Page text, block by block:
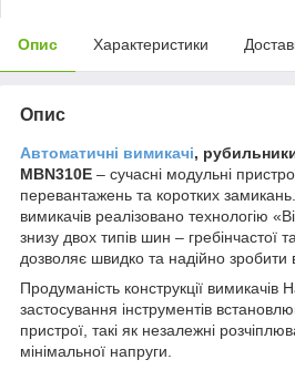
Опис Характеристики
Опис
Автоматичні вимикачі,
MBN310E – сучасні модульні
перевантажень та коротких
вимикачів реалізовано технологію
знизу двох типів шин – гребінчастої
дозволяє швидко та надійно зробити
Продуманість конструкції вимикачів
застосування інструментів
пристрої, такі як незалежні
мінімальної напруги.